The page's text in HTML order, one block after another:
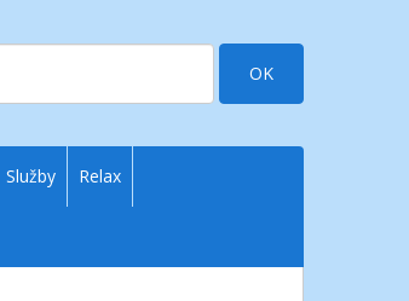
OK
Služby Relax